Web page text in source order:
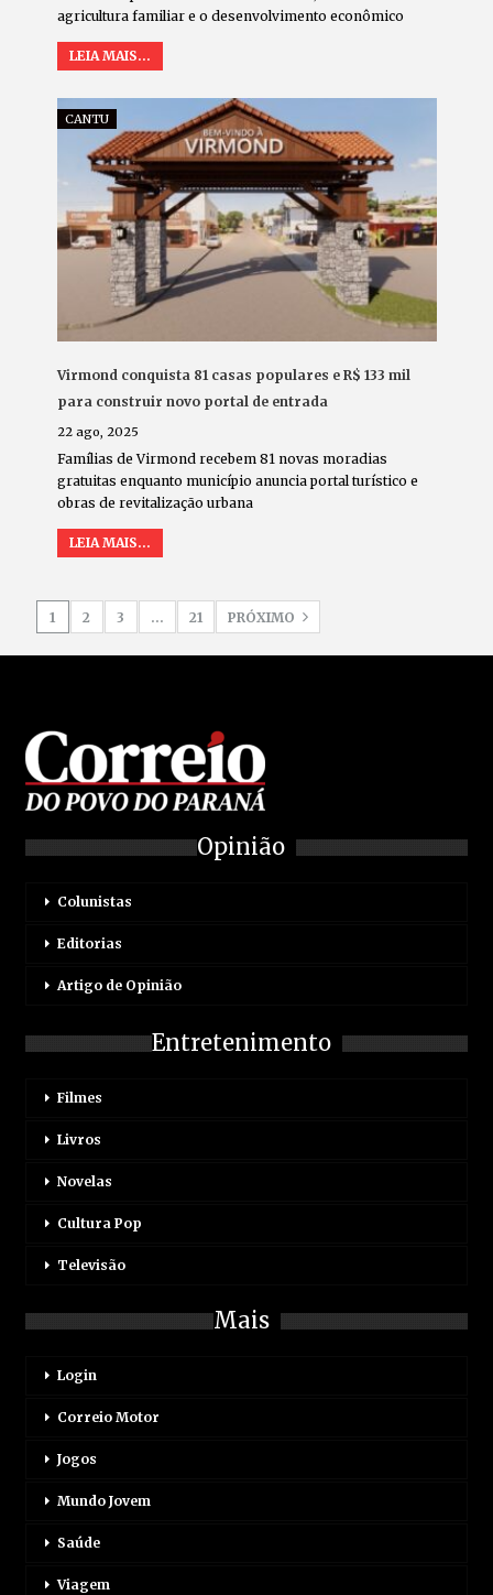
agricultura familiar e o desenvolvimento econômico
LEIA MAIS...
CANTU
Virmond conquista 81 casas populares e R$ 133 mil
para construir novo portal de entrada
22 ago, 2025
Famílias de Virmond recebem 81 novas moradias
gratuitas enquanto município anuncia portal turístico e
obras de revitalização urbana
LEIA MAIS...
1 2 3 … 21 PRÓXIMO
Opinião
Colunistas
Editorias
Artigo de Opinião
Entretenimento
Filmes
Livros
Novelas
Cultura Pop
Televisão
Mais
Login
Correio Motor
Jogos
Mundo Jovem
Saúde
Viagem